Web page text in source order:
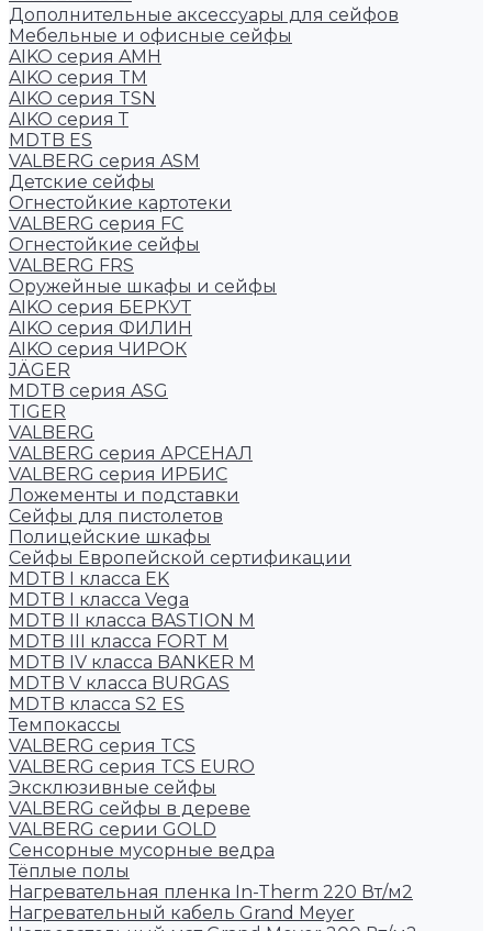
Дополнительные аксессуары для сейфов
Мебельные и офисные сейфы
AIKO серия AMH
AIKO серия TM
AIKO серия TSN
AIKO серия Т
MDTB ES
VALBERG серия ASM
Детские сейфы
Огнестойкие картотеки
VALBERG серия FC
Огнестойкие сейфы
VALBERG FRS
Оружейные шкафы и сейфы
AIKO серия БЕРКУТ
AIKO серия ФИЛИН
AIKO серия ЧИРОК
JÄGER
MDTB серия ASG
TIGER
VALBERG
VALBERG серия АРСЕНАЛ
VALBERG серия ИРБИС
Ложементы и подставки
Сейфы для пистолетов
Полицейские шкафы
Сейфы Европейской сертификации
MDTB I класса EK
MDTB I класса Vega
MDTB II класса BASTION M
MDTB III класса FORT M
MDTB IV класса BANKER M
MDTB V класса BURGAS
MDTB класса S2 ES
Темпокассы
VALBERG серия TCS
VALBERG серия TCS EURO
Эксклюзивные сейфы
VALBERG сейфы в дереве
VALBERG серии GOLD
Сенсорные мусорные ведра
Тёплые полы
Нагревательная пленка In-Therm 220 Вт/м2
Нагревательный кабель Grand Meyer